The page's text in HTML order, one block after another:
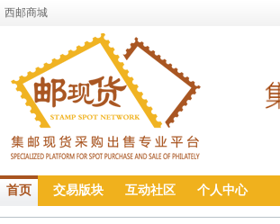
西邮商城
首页 交易版块 互动社区 个人中心